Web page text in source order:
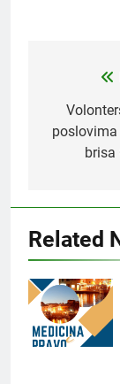
objava
brisa
Related